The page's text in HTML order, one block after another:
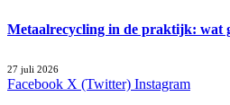
Metaalrecycling in de praktijk: wat
27 juli 2026
Facebook X (Twitter) Instagram